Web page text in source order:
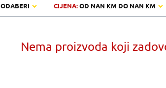
ODABERI CIJENA:OD NAN KM DO NAN KM
Nema proizvoda koji